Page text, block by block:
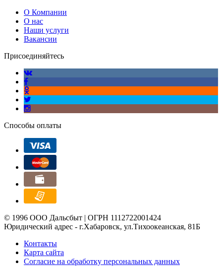
О Компании
О нас
Наши услуги
Вакансии
Присоединяйтесь
Способы оплаты
© 1996 ООО Дальсбыт | ОГРН 1112722001424
Юридический адрес - г.Хабаровск, ул.Тихоокеанская, 81Б
Контакты
Карта сайта
Согласие на обработку персональных данных